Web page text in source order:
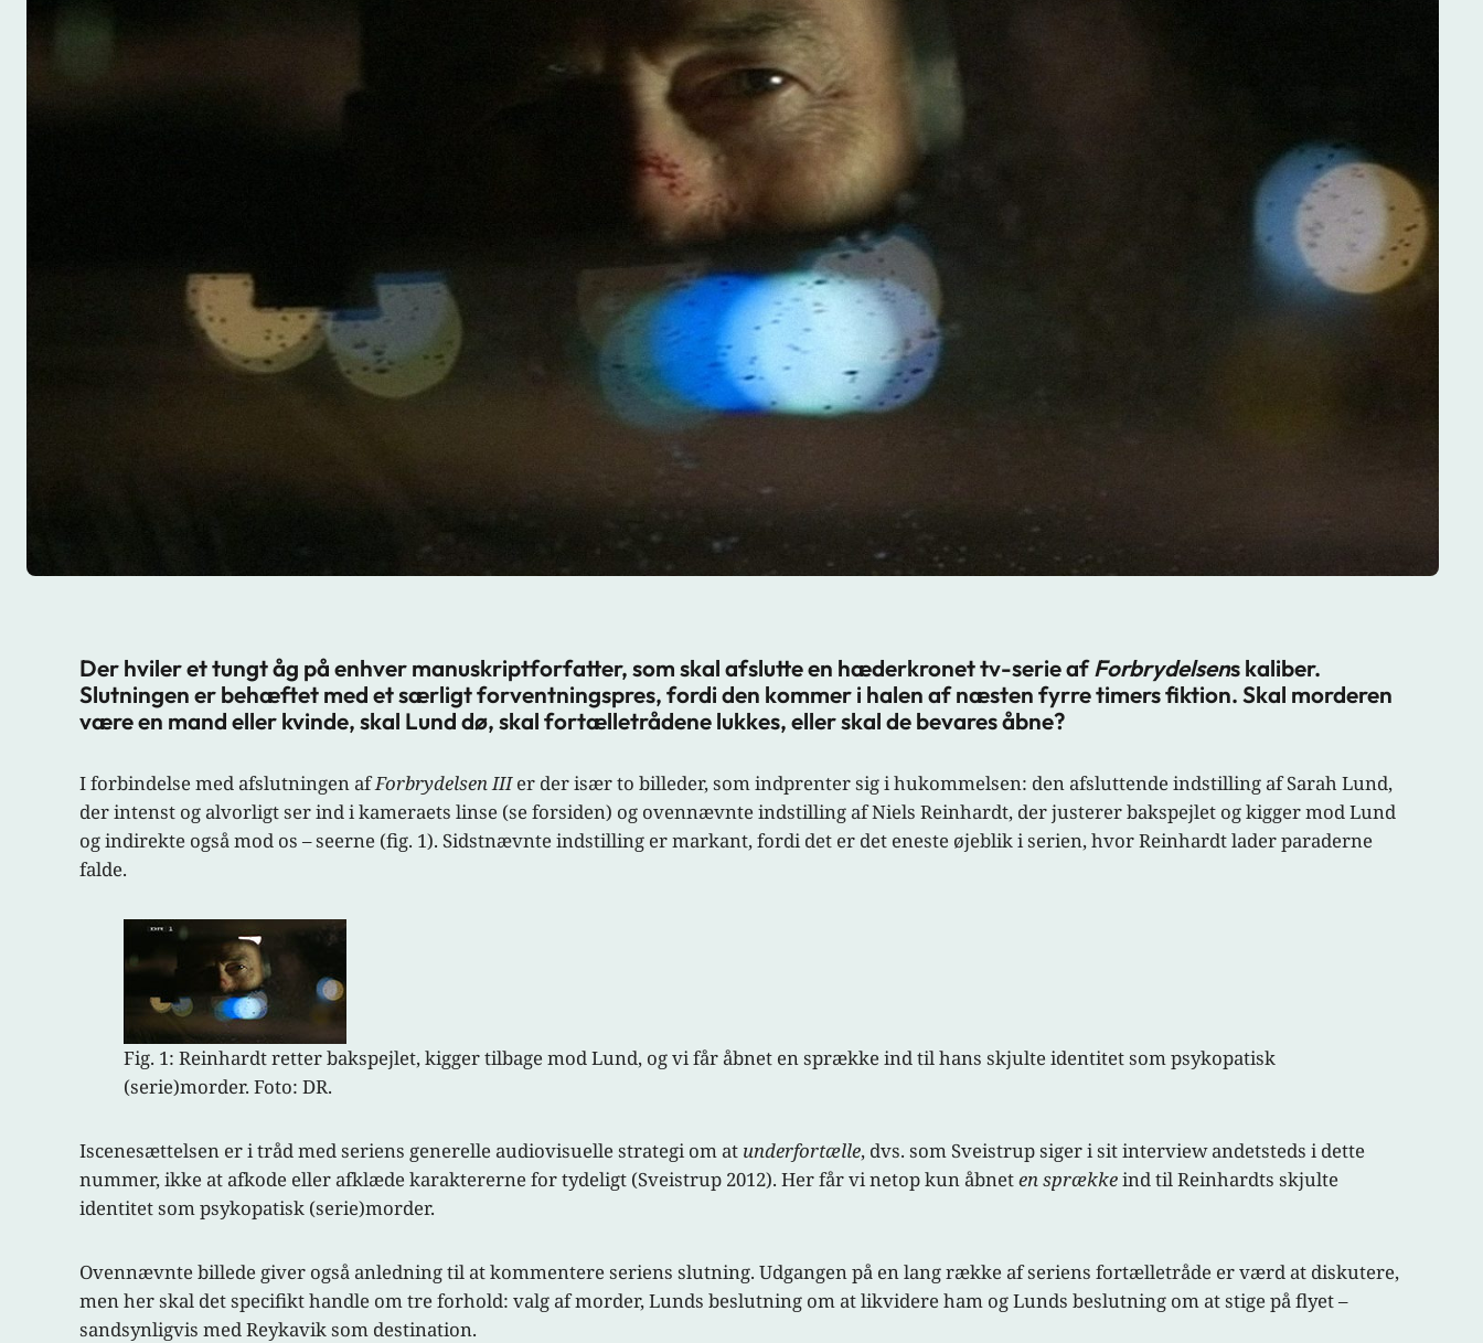
Der hviler et tungt åg på enhver manuskriptforfatter, som skal afslutte en hæderkronet tv-serie afForbrydelsens kaliber.
Slutningen er behæftet med et særligt forventningspres, fordi den kommer i halen af næsten fyrre timers fiktion. Skal morderen
være en mand eller kvinde, skal Lund dø, skal fortælletrådene lukkes, eller skal de bevares åbne?
I forbindelse med afslutningen afForbrydelsen IIIer der især to billeder, som indprenter sig i hukommelsen: den afsluttende indstilling af Sarah Lund,
der intenst og alvorligt ser ind i kameraets linse (se forsiden) og ovennævnte indstilling af Niels Reinhardt, der justerer bakspejlet og kigger mod Lund
og indirekte også mod os – seerne (fig. 1). Sidstnævnte indstilling er markant, fordi det er det eneste øjeblik i serien, hvor Reinhardt lader paraderne
falde.
Fig. 1: Reinhardt retter bakspejlet, kigger tilbage mod Lund, og vi får åbnet en sprække ind til hans skjulte identitet som psykopatisk
(serie)morder. Foto: DR.
Iscenesættelsen er i tråd med seriens generelle audiovisuelle strategi om at underfortælle, dvs. som Sveistrup siger i sit interview andetsteds i dette
nummer, ikke at afkode eller afklæde karaktererne for tydeligt (Sveistrup 2012). Her får vi netop kun åbneten sprækkeind til Reinhardts skjulte
identitet som psykopatisk (serie)morder.
Ovennævnte billede giver også anledning til at kommentere seriens slutning. Udgangen på en lang række af seriens fortælletråde er værd at diskutere,
men her skal det specifikt handle om tre forhold: valg af morder, Lunds beslutning om at likvidere ham og Lunds beslutning om at stige på flyet –
sandsynligvis med Reykavik som destination.